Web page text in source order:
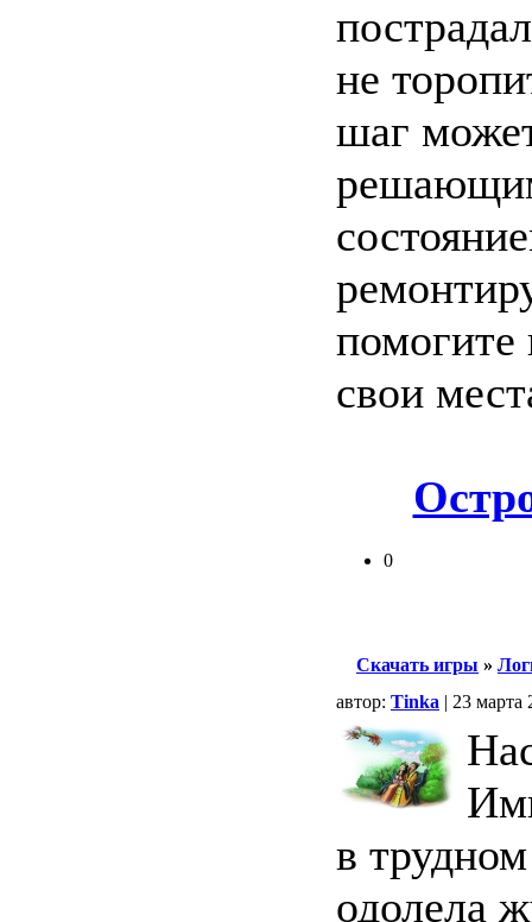
не
шаг
помогите
свои
0
Скачать игры »
автор: Tinka | 23 марта
в
одолела